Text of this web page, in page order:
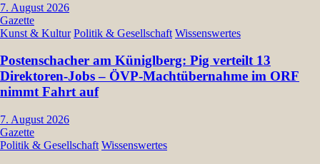
7. August 2026
Gazette
Kunst & Kultur Politik & Gesellschaft Wissenswertes
Postenschacher am Küniglberg: Pig verteilt 13
Direktoren-Jobs – ÖVP-Machtübernahme im ORF
nimmt Fahrt auf
7. August 2026
Gazette
Politik & Gesellschaft Wissenswertes